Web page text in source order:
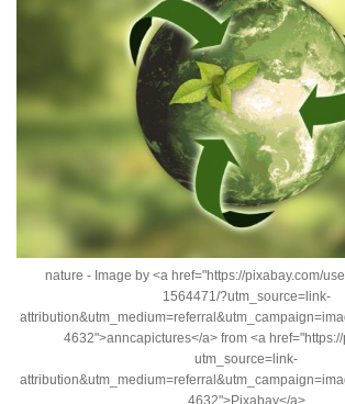
nature - Image by <a href="https://pixabay.com/
1564471/?utm_source=link-
4632">anncapictures</a> from <a
utm_source=link-